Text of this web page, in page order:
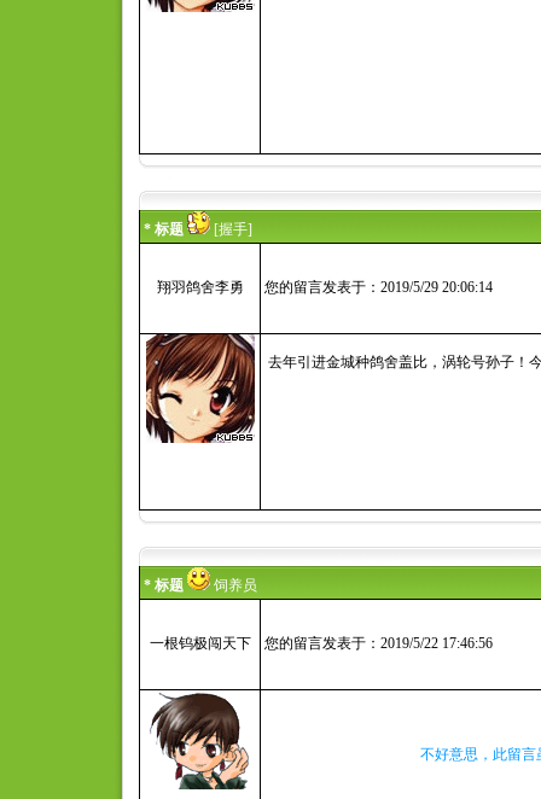
* 标题 [握手]
翔羽鸽舍李勇 您的留言发表于：2019/5/29 20:06:14
去年引进金城种鸽舍盖比，涡轮号孙子！
* 标题 饲养员
一根钨极闯天下 您的留言发表于：2019/5/22 17:46:56
不好意思，此留